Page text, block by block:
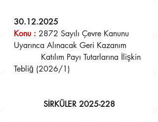
30.12.2025
Konu : 2872 Sayılı Çevre Kanunu
Uyarınca Alınacak Geri Kazanım
Tebliğ (2026/1)
SİRKÜLER 2025-228